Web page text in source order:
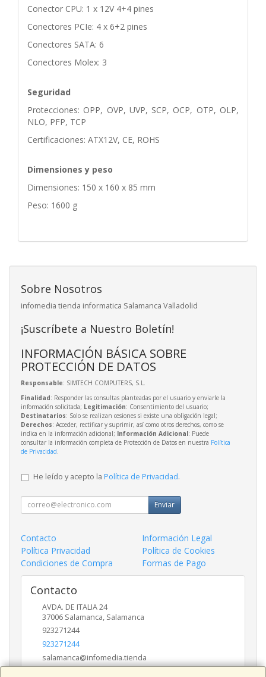
Conector CPU: 1 x 12V 4+4 pines
Conectores PCIe: 4 x 6+2 pines
Conectores SATA: 6
Conectores Molex: 3
Seguridad
Protecciones: OPP, OVP, UVP, SCP, OCP, OTP, OLP,
NLO, PFP, TCP
Certificaciones: ATX12V, CE, ROHS
Dimensiones y peso
Dimensiones: 150 x 160 x 85 mm
Peso: 1600 g
Sobre Nosotros
infomedia tienda informatica Salamanca Valladolid
¡Suscríbete a Nuestro Boletín!
INFORMACIÓN BÁSICA SOBRE
PROTECCIÓN DE DATOS
Responsable: SIMTECH COMPUTERS, S.L.
Finalidad: Responder las consultas planteadas por el usuario y enviarle la
información solicitada; Legitimación: Consentimiento del usuario;
Destinatarios: Solo se realizan cesiones si existe una obligación legal;
Derechos: Acceder, rectificar y suprimir, así como otros derechos, como se
indica en la información adicional; Información Adicional: Puede
consultar la información completa de Protección de Datos en nuestra Política
de Privacidad
He leído y acepto la Política de Privacidad.
Enviar
Contacto
Información Legal
Política Privacidad
Política de Cookies
Condiciones de Compra
Formas de Pago
Contacto
AVDA. DE ITALIA 24
37006 Salamanca, Salamanca
923271244
923271244
salamanca@infomedia.tienda